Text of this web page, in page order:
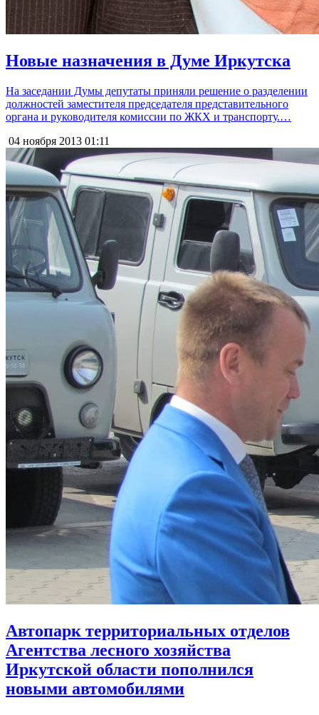
Новые назначения в Думе Иркутска
На заседании Думы депутаты приняли решение о разделении
должностей заместителя председателя представительного
органа и руководителя комиссии по ЖКХ и транспорту.…
04 ноября 2013 01:11
Автопарк территориальных отделов
Агентства лесного хозяйства
Иркутской области пополнился
новыми автомобилями